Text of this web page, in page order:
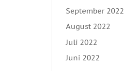
September 2022
August 2022
Juli 2022
Juni 2022